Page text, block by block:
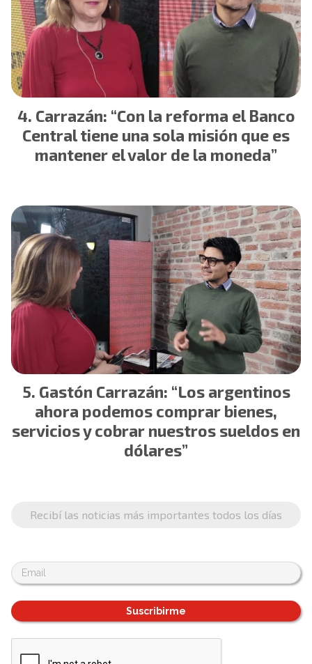
Carrazán: “Con la reforma el Banco
Central tiene una sola misión que es
mantener el valor de la moneda”
Gastón Carrazán: “Los argentinos
ahora podemos comprar bienes,
servicios y cobrar nuestros sueldos en
dólares”
Recibí las noticias más importantes todos los días
Suscribirme